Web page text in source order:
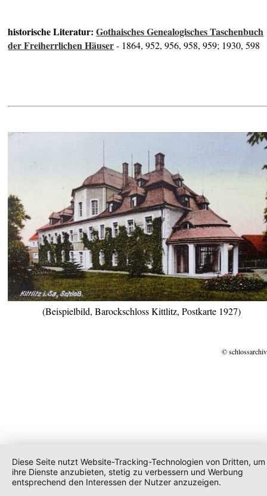
historische Literatur:Gothaisches Genealogisches Taschenbuch
der Freiherrlichen Häuser- 1864, 952, 956, 958, 959; 1930, 598
(Beispielbild, Barockschloss Kittlitz, Postkarte 1927)
©
Diese Seite nutzt Website-Tracking-Technologien von Dritten, um
ihre Dienste anzubieten, stetig zu verbessern und Werbung
entsprechend den Interessen der Nutzer anzuzeigen.